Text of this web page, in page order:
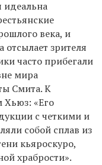
века, и
зрителя
часто прибегали
мира
Смита. К
Хьюз: «Его
с четкими и
собой сплав из
кьяроскуро,
храбрости».